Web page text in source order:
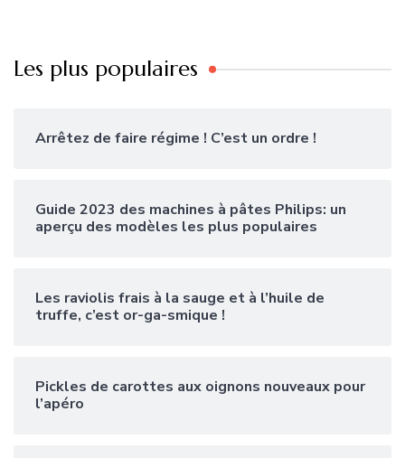
Les plus populaires
Arrêtez de faire régime ! C’est un ordre !
Guide 2023 des machines à pâtes Philips: un
aperçu des modèles les plus populaires
Les raviolis frais à la sauge et à l’huile de
truffe, c’est or-ga-smique !
Pickles de carottes aux oignons nouveaux pour
l’apéro